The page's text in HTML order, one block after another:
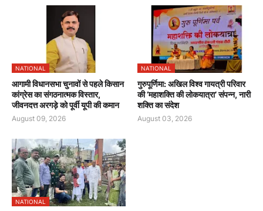
NATIONAL
आगामी विधानसभा चुनावों से पहले किसान
कांग्रेस का संगठनात्मक विस्तार,
जीवनदत्त अरगड़े को पूर्वी यूपी की कमान
August 09, 2026
NATIONAL
गुरुपूर्णिमा: अखिल विश्व गायत्री परिवार
की ‘महाशक्ति की लोकयात्रा’ संपन्न, नारी
शक्ति का संदेश
August 03, 2026
NATIONAL